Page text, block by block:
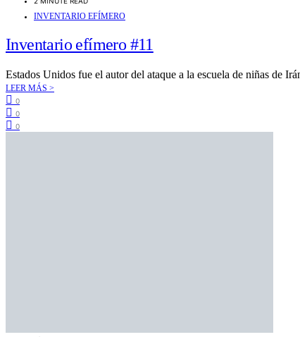
INVENTARIO EFÍMERO
Inventario efímero #11
Estados Unidos fue el autor del ataque a la escuela de niñas de
LEER MÁS >
0
0
0